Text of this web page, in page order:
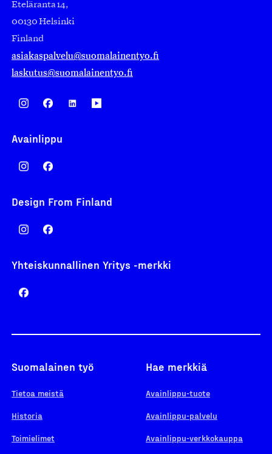
Eteläranta 14,
00130 Helsinki
Finland
asiakaspalvelu@suomalainentyo.fi
laskutus@suomalainentyo.fi
Avainlippu
Design From Finland
Yhteiskunnallinen Yritys -merkki
Suomalainen työ
Tietoa meistä
Historia
Toimielimet
Hae merkkiä
Avainlippu-tuote
Avainlippu-palvelu
Avainlippu-verkkokauppa